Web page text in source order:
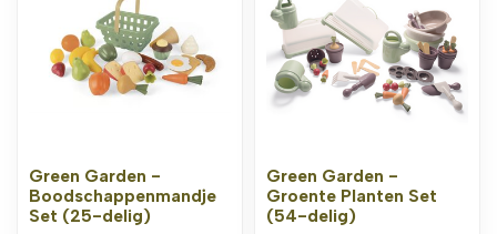
Green Garden -
Boodschappenmandje
Set (25-delig)
Green Garden -
Groente Planten Set
(54-delig)